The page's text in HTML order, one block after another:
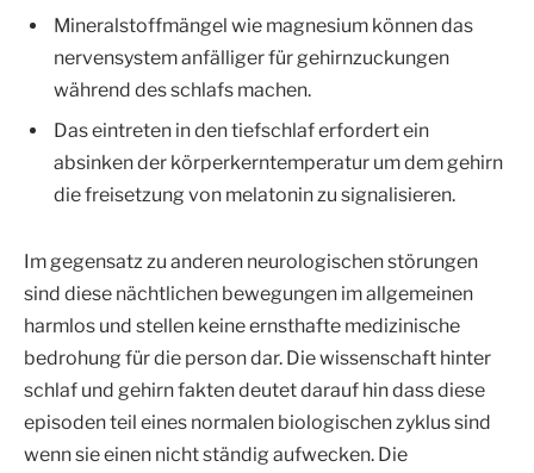
Mineralstoffmängel wie magnesium können das
nervensystem anfälliger für gehirnzuckungen
während des schlafs machen.
Das eintreten in den tiefschlaf erfordert ein
absinken der körperkerntemperatur um dem gehirn
die freisetzung von melatonin zu signalisieren.
Im gegensatz zu anderen neurologischen störungen
sind diese nächtlichen bewegungen im allgemeinen
harmlos und stellen keine ernsthafte medizinische
bedrohung für die person dar. Die wissenschaft hinter
schlaf und gehirn fakten deutet darauf hin dass diese
episoden teil eines normalen biologischen zyklus sind
wenn sie einen nicht ständig aufwecken. Die